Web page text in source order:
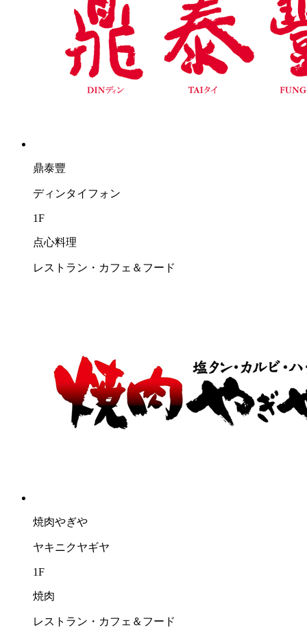
鼎泰豐
ディンタイフォン
1F
点心料理
レストラン・カフェ＆フード
焼肉やぎや
ヤキニクヤギヤ
1F
焼肉
レストラン・カフェ＆フード